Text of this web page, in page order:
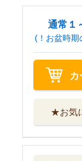
通常１
(！お盆時期
カ
★お気